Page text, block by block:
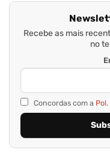
Recebe as mais
no
Concordas com a